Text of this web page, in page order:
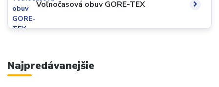
Voľnočasová obuv GORE-TEX
Najpredávanejšie